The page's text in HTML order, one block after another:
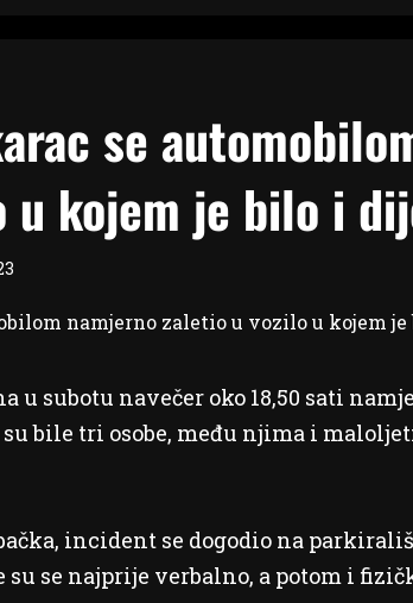
se
u kojem je bilo i
u subotu navečer oko 18,50 sati
bile tri osobe, među njima i
incident se dogodio na
se najprije verbalno, a potom i